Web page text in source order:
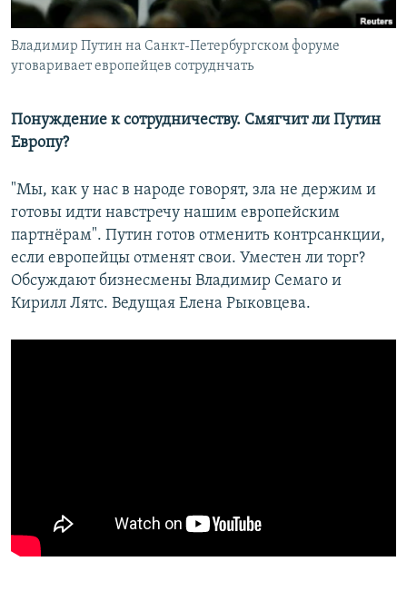
Владимир Путин на Санкт-Петербургском форуме
уговаривает европейцев сотруднчать
Понуждение к сотрудничеству. Смягчит ли Путин
Европу?
"Мы, как у нас в народе говорят, зла не держим и
готовы идти навстречу нашим европейским
партнёрам". Путин готов отменить контрсанкции,
если европейцы отменят свои. Уместен ли торг?
Обсуждают бизнесмены Владимир Семаго и
Кирилл Лятс. Ведущая Елена Рыковцева.